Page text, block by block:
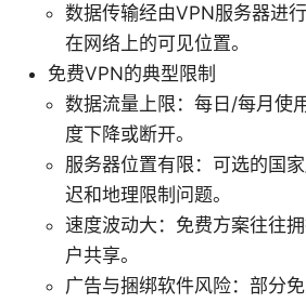
数据传输经由VPN服务器进
在网络上的可见位置。
免费VPN的典型限制
数据流量上限：每日/每月使
度下降或断开。
服务器位置有限：可选的国
迟和地理限制问题。
速度波动大：免费方案往往
户共享。
广告与捆绑软件风险：部分